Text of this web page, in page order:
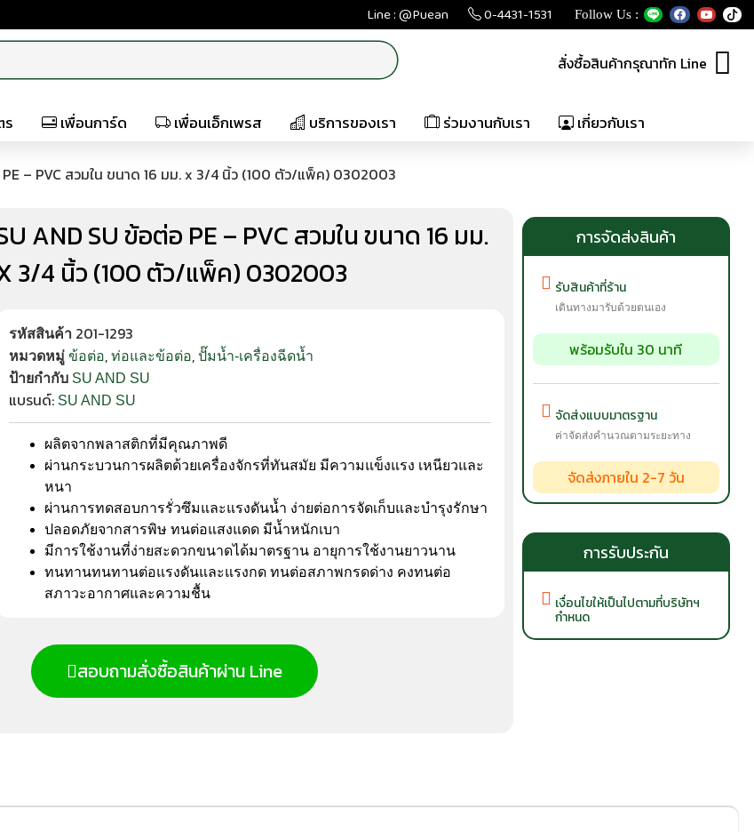
Line : @Puean 0-4431-1531 Follow Us :
สั่งซื้อสินค้ากรุณาทัก Line
ร เพื่อนการ์ด เพื่อนเอ็กเพรส บริการของเรา ร่วมงานกับเรา เกี่ยวกับเรา
– PVC สวมใน ขนาด 16 มม. x 3/4 นิ้ว (100 ตัว/แพ็ค) 0302003
AND SU ข้อต่อ PE – PVC สวมใน ขนาด 16 มม.
3/4 นิ้ว (100 ตัว/แพ็ค) 0302003
รหัสสินค้า 201-1293
หมวดหมู่ ข้อต่อ, ท่อและข้อต่อ, ปั๊มน้ำ-เครื่องฉีดน้ำ
ป้ายกำกับ SU AND SU
แบรนด์: SU AND SU
ผลิตจากพลาสติกที่มีคุณภาพดี
ผ่านกระบวนการผลิตด้วยเครื่องจักรที่ทันสมัย มีความแข็งแรง เหนียวและ
หนา
ผ่านการทดสอบการรั่วซึมและแรงดันน้ำ ง่ายต่อการจัดเก็บและบำรุงรักษา
ปลอดภัยจากสารพิษ ทนต่อแสงแดด มีน้ำหนักเบา
มีการใช้งานที่ง่ายสะดวกขนาดได้มาตรฐาน อายุการใช้งานยาวนาน
ทนทานทนทานต่อแรงดันและแรงกด ทนต่อสภาพกรดด่าง คงทนต่อ
สภาวะอากาศและความชื้น
สอบถามสั่งซื้อสินค้าผ่าน Line
การจัดส่งสินค้า
รับสินค้าที่ร้าน
เดินทางมารับด้วยตนเอง
พร้อมรับใน 30 นาที
จัดส่งแบบมาตรฐาน
ค่าจัดส่งคำนวณตามระยะทาง
จัดส่งภายใน 2-7 วัน
การรับประกัน
เงื่อนไขให้เป็นไปตามที่บริษัทฯ
กำหนด